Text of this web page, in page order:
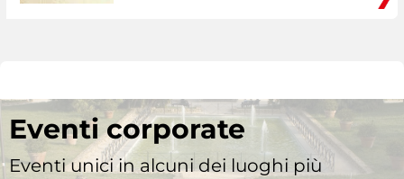
Eventi corporate
Eventi unici in alcuni dei luoghi più